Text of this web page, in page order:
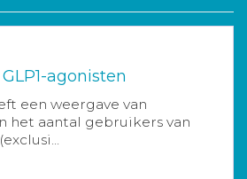
agonisten
een weergave van
het aantal gebruikers van